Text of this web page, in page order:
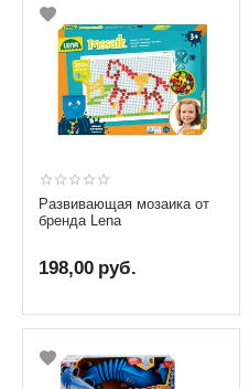
Развивающая мозаика от
бренда Lena
198,00 руб.